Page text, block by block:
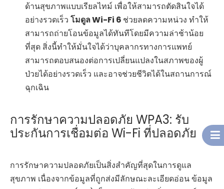
ด้านสุขภาพแบบเรียลไทม์ เพื่อให้สามารถตัดสินใจได้
อย่างรวดเร็ว โมดูล Wi-Fi 6 ช่วยลดความหน่วง ทำให้
สามารถถ่ายโอนข้อมูลได้ทันทีโดยมีความล่าช้าน้อย
ที่สุด สิ่งนี้ทำให้มั่นใจได้ว่าบุคลากรทางการแพทย์
สามารถตอบสนองต่อการเปลี่ยนแปลงในสภาพของผู้
ป่วยได้อย่างรวดเร็ว และอาจช่วยชีวิตได้ในสถานการณ์
ฉุกเฉิน
การรักษาความปลอดภัย WPA3: รับ
ประกันการเชื่อมต่อ Wi-Fi ที่ปลอดภัย
การรักษาความปลอดภัยเป็นสิ่งสำคัญที่สุดในการดูแล
สุขภาพ เนื่องจากข้อมูลที่ถูกส่งมีลักษณะละเอียดอ่อน ข้อมูล